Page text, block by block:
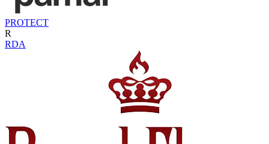
PROTECT
R
RDA